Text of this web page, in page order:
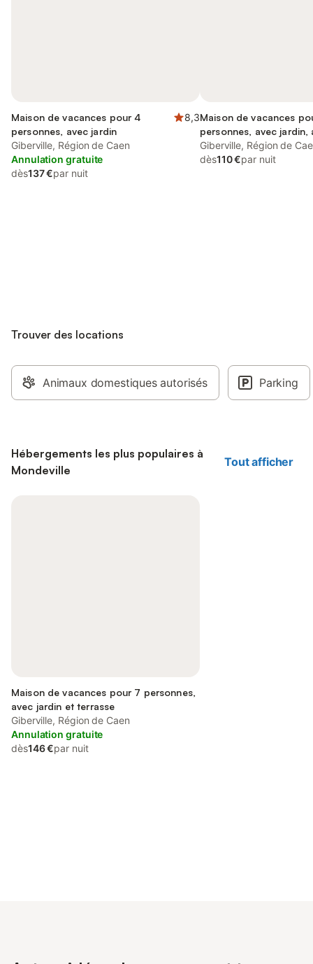
Maison de vacances pour 4
personnes, avec jardin
8,3
Giberville, Région de Caen
Annulation gratuite
dès137 €par nuit
Maison de vacances
personnes, avec jardin,
acceptés
Giberville, Région de
dès110 €par nuit
Trouver des locations
Animaux domestiques autorisés Parking
Hébergements les plus populaires à
Mondeville
Tout afficher
Maison de vacances pour 7 personnes,
avec jardin et terrasse
Giberville, Région de Caen
Annulation gratuite
dès146 €par nuit